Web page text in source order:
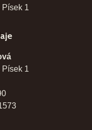
Písek 1
Písek 1